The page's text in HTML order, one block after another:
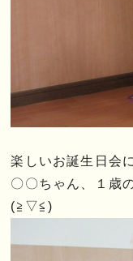
楽しいお誕生日会
〇〇ちゃん、１歳
(≧▽≦)